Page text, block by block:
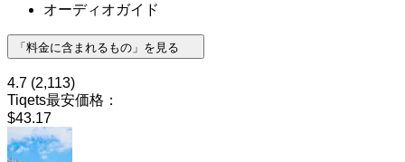
オーディオガイド
「料金に含まれるもの」を見る
4.7 (2,113)
Tiqets最安価格：
$43.17